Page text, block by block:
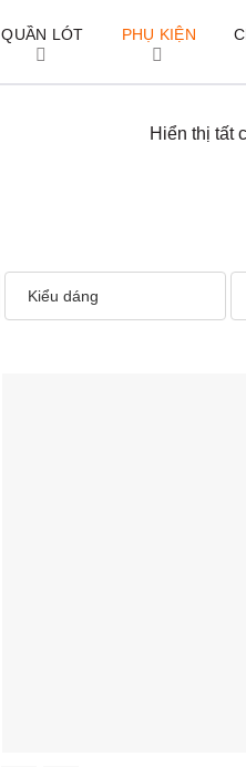
QUẦN LÓT PHỤ KIỆN
Hiển thị tất
Kiểu dáng